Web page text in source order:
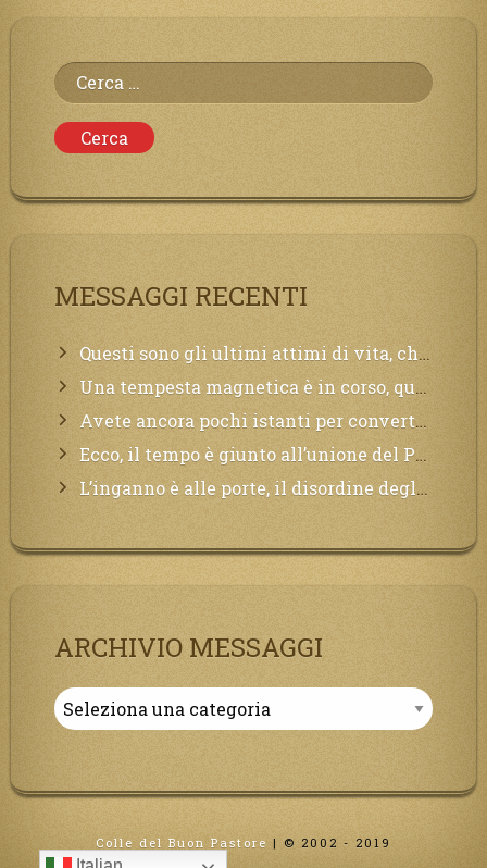
Ricerca
per:
MESSAGGI RECENTI
Questi sono gli ultimi attimi di vita, chi si vuole salvare Mi chiami in suo aiuto.
Una tempesta magnetica è in corso, questa generazione patirà. Il black out non tarderà ad arrivare e tutta la Terra sarà oscurata.
Avete ancora pochi istanti per convertirvi, non perdete tempo, la sciagura arriverà all’improvviso e per chi non si sarà preparato saranno dolori.
Ecco, il tempo è giunto all’unione del Padre con il figlio, non avete che da attendere pochissimo.
L’inganno è alle porte, il disordine degli ordinati urlerà perdono, ma sarà troppo tardi, il tradimento è stato grande!
ARCHIVIO MESSAGGI
Archivio
Messaggi
Colle del Buon Pastore | © 2002 - 2019